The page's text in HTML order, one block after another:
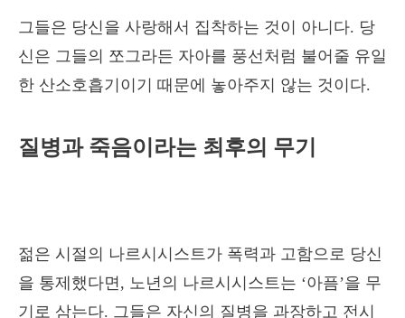
그들은 당신을 사랑해서 집착하는 것이 아니다. 당
신은 그들의 쪼그라든 자아를 풍선처럼 불어줄 유일
한 산소호흡기이기 때문에 놓아주지 않는 것이다.
질병과 죽음이라는 최후의 무기
젊은 시절의 나르시시스트가 폭력과 고함으로 당신
을 통제했다면, 노년의 나르시시스트는 ‘아픔’을 무
기로 삼는다. 그들은 자신의 질병을 과장하고 전시